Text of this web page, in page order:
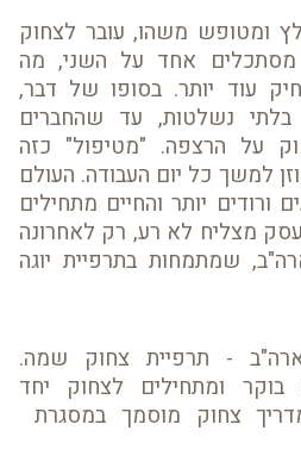
ומטופש משהו, עובר לצחוק
מסתכלים אחד על השני, מה
עוד יותר. בסופו של דבר,
נשלטות, עד שהחברים
על הרצפה. "מטיפול" כזה
למשך כל יום העבודה. העולם
יותר והחיים מתחילים
מצליח לא רע, רק לאחרונה
בארה"ב, שמתמחות בתרפיית יוגה
- תרפיית צחוק שמה.
ומתחילים לצחוק יחד
צחוק מוסמך במסגרת